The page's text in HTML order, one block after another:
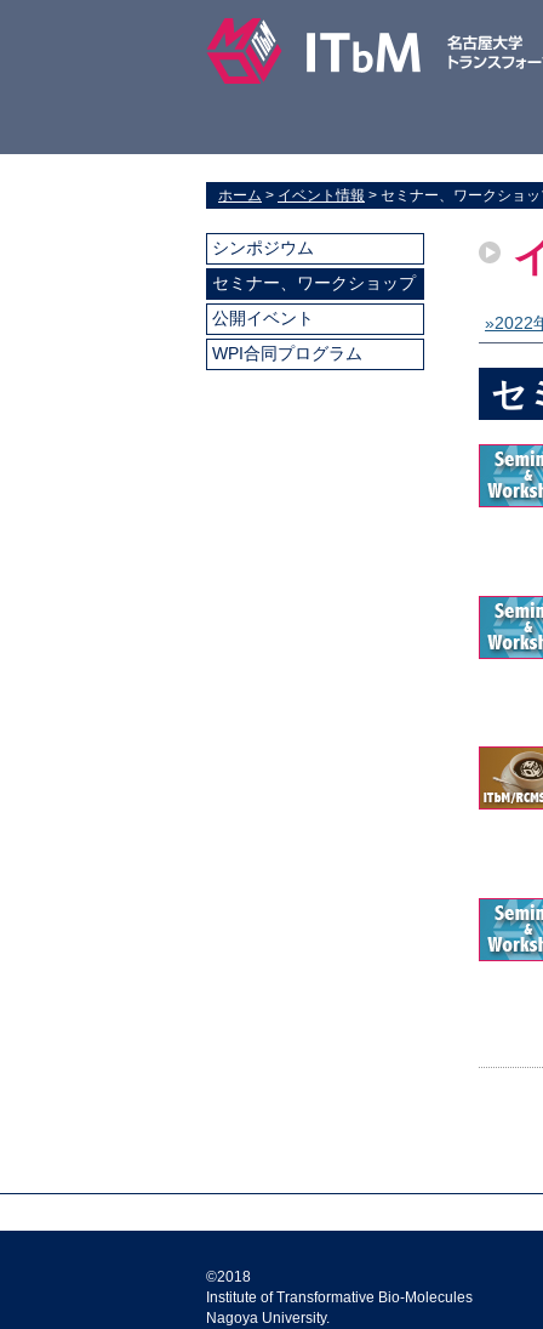
ホーム > イベント情報 > セミナー、ワークショ
»2022
セ
シンポジウム
セミナー、ワークショップ
公開イベント
WPI合同プログラム
©2018
Institute of Transformative Bio-Molecules
Nagoya University.